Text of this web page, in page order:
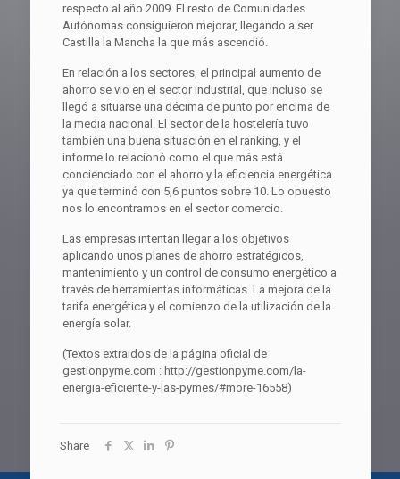
respecto al año 2009. El resto de Comunidades
Autónomas consiguieron mejorar, llegando a ser
Castilla la Mancha la que más ascendió.
En relación a los sectores, el principal aumento de
ahorro se vio en el sector industrial, que incluso se
llegó a situarse una décima de punto por encima de
la media nacional. El sector de la hostelería tuvo
también una buena situación en el ranking, y el
informe lo relacionó como el que más está
concienciado con el ahorro y la eficiencia energética
ya que terminó con 5,6 puntos sobre 10. Lo opuesto
nos lo encontramos en el sector comercio.
Las empresas intentan llegar a los objetivos
aplicando unos planes de ahorro estratégicos,
mantenimiento y un control de consumo energético a
través de herramientas informáticas. La mejora de la
tarifa energética y el comienzo de la utilización de la
energía solar.
(Textos extraidos de la página oficial de
gestionpyme.com : http://gestionpyme.com/la-
energia-eficiente-y-las-pymes/#more-16558)
Share